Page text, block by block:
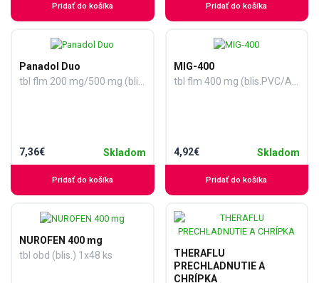
Pridať do košíka Pridať do košíka
Panadol Duo
7,36€ Skladom
Pridať do košíka
MIG-400
4,92€ Skladom
Pridať do košíka
NUROFEN 400 mg
tbl obd (blis.) 1x48 ks
THERAFLU
PRECHLADNUTIE A
CHRÍPKA